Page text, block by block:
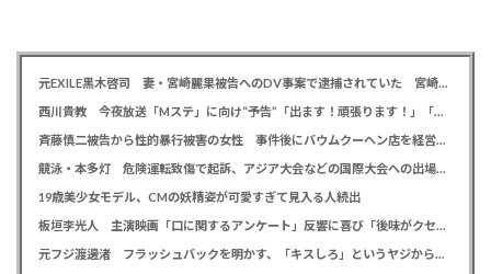
元EXILE黒木啓司 妻・宮崎麗果被告へのDV事案で逮捕されていた 宮崎は全身打撲、頭部裂傷及び打撲、頸部損傷の怪我
西川貴教 今夜放送「Mステ」に向け“予告”「出ます！頑張ります！」「恐らくアレも着ます！」
斉藤慎二被告から性的暴行被害の女性 事件後にバウムクーヘン店を経営やTikTokでライブ配信する姿に「言葉にできない悔しさと怒り」
競泳・本多灯 危険運転致傷で起訴、アジア大会などの国際大会への出場を辞退
19歳美少女モデル、CMの妖精姿が可愛すぎて見入る人続出
板垣李光人 主演映画「口に関するアンケート」反響に喜び「後味がクセになる、と」
元フジ渡邊渚 フラッシュバックを明かす、「キスしろ」というヤジからパニックに… 「1人の人間の人生に、当たり前の生活を奪った人が全て悪い」